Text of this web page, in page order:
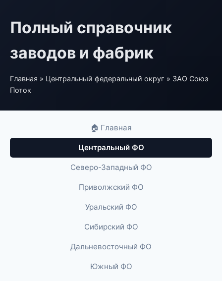
Полный справочник
заводов и фабрик
Главная » Центральный федеральный округ » ЗАО Союз
Поток
🏠 Главная
Центральный ФО
Северо-Западный ФО
Приволжский ФО
Уральский ФО
Сибирский ФО
Дальневосточный ФО
Южный ФО